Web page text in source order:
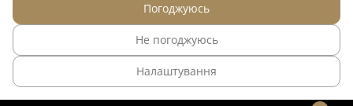
© 2015 — 2026, Інтернет-магазин медичного одягу InWhite.
Сайт створено вSago Group
Налаштування
Не погоджуюсь
Погоджуюсь